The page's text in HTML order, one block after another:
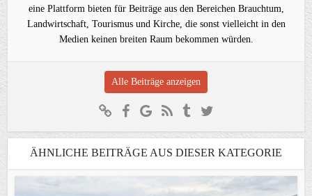
eine Plattform bieten für Beiträge aus den Bereichen Brauchtum,
Landwirtschaft, Tourismus und Kirche, die sonst vielleicht in den
Medien keinen breiten Raum bekommen würden.
Alle Beiträge anzeigen
ÄHNLICHE BEITRÄGE AUS DIESER KATEGORIE